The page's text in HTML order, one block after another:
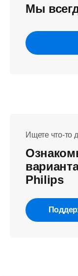
Мы
Ищете что-то
Philips